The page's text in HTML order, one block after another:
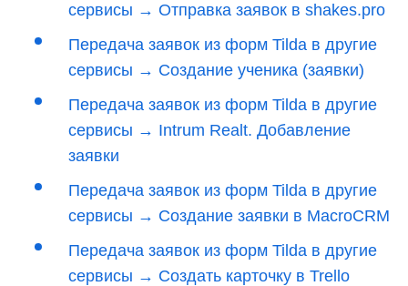
сервисы → Отправка заявок в shakes.pro
Передача заявок из форм Tilda в другие
сервисы → Создание ученика (заявки)
Передача заявок из форм Tilda в другие
сервисы → Intrum Realt. Добавление
заявки
Передача заявок из форм Tilda в другие
сервисы → Создание заявки в MacroCRM
Передача заявок из форм Tilda в другие
сервисы → Создать карточку в Trello